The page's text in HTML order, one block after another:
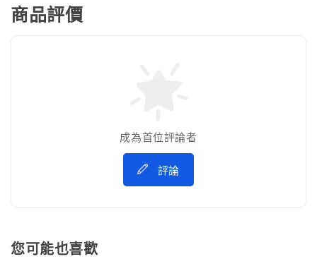
商品評價
成為首位評論者
評論
您可能也喜歡